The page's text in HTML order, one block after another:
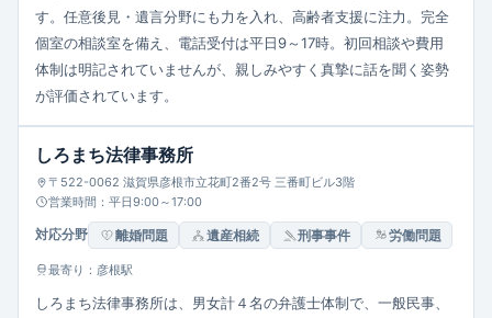
す。任意後見・遺言分野にも力を入れ、高齢者支援に注力。完全
個室の相談室を備え、電話受付は平日9～17時。初回相談や費用
体制は明記されていませんが、親しみやすく真摯に話を聞く姿勢
が評価されています。
しろまち法律事務所
〒522-0062 滋賀県彦根市立花町2番2号 三番町ビル3階
営業時間：平日9:00～17:00
対応分野 離婚問題 遺産相続 刑事事件 労働問題
最寄り：彦根駅
しろまち法律事務所は、男女計４名の弁護士体制で、一般民事、